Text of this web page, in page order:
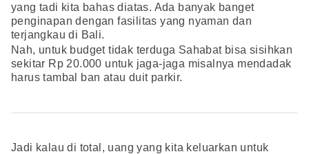
yang tadi kita bahas diatas. Ada banyak banget
penginapan dengan fasilitas yang nyaman dan
terjangkau di Bali.
Nah, untuk budget tidak terduga Sahabat bisa sisihkan
sekitar Rp 20.000 untuk jaga-jaga misalnya mendadak
harus tambal ban atau duit parkir.
Jadi kalau di total, uang yang kita keluarkan untuk